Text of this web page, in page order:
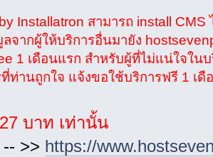
Installatron สามารถ install CMS
จากผู้ให้บริการอื่นมายัง
1 เดือนแรก สำหรับผู้ที่ไม่แน่ใจในบ
ท่านถูกใจ แจ้งขอใช้บริการฟรี 1 เดื
บาท เท่านั้น
-- >> https://